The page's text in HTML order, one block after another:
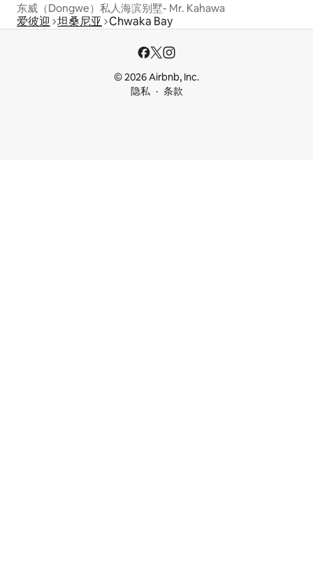
东威（Dongwe）私人海滨别墅- Mr. Kahawa
爱彼迎 坦桑尼亚 Chwaka Bay
© 2026 Airbnb, Inc.
隐私
条款